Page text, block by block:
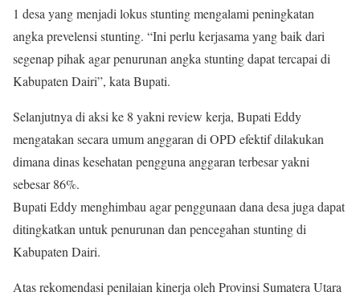
1 desa yang menjadi lokus stunting mengalami peningkatan
angka prevelensi stunting. “Ini perlu kerjasama yang baik dari
segenap pihak agar penurunan angka stunting dapat tercapai di
Kabupaten Dairi”, kata Bupati.
Selanjutnya di aksi ke 8 yakni review kerja, Bupati Eddy
mengatakan secara umum anggaran di OPD efektif dilakukan
dimana dinas kesehatan pengguna anggaran terbesar yakni
sebesar 86%.
Bupati Eddy menghimbau agar penggunaan dana desa juga dapat
ditingkatkan untuk penurunan dan pencegahan stunting di
Kabupaten Dairi.
Atas rekomendasi penilaian kinerja oleh Provinsi Sumatera Utara